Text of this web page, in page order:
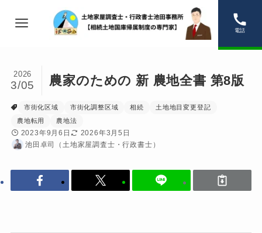
電話
農家のための 新 農地全書 第8版
2026
3/05
市街化区域 市街化調整区域 相続
土地地目変更登記
農地転用
農地法
2023年9月6日
2026年3月5日
池田卓司（土地家屋調査士・行政書士）